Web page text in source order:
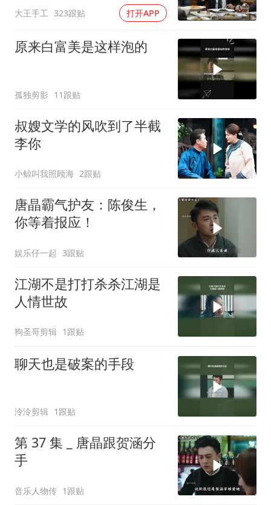
大王手工 323跟贴 打开APP
原来白富美是这样泡的
孤独剪影 11跟贴
叔嫂文学的风吹到了半截
李你
小鲸叫我照顾海 2跟贴
唐晶霸气护友：陈俊生，
你等着报应！
娱乐仔一起 3跟贴
江湖不是打打杀杀江湖是
人情世故
狗圣哥剪辑 1跟贴
聊天也是破案的手段
泠泠剪辑 1跟贴
第 37 集 _ 唐晶跟贺涵分
手
音乐人物传 1跟贴